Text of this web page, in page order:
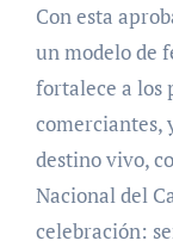
Con esta
un modelo de
fortalece a los
comerciantes,
destino vivo,
Nacional del
celebración: